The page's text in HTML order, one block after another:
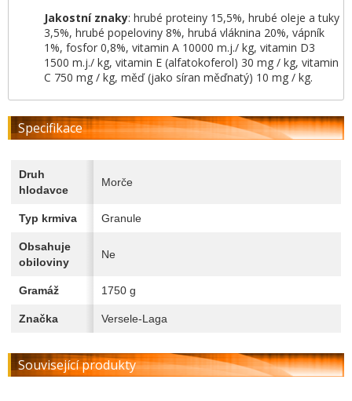
Jakostní znaky: hrubé proteiny 15,5%, hrubé oleje a tuky
3,5%, hrubé popeloviny 8%, hrubá vláknina 20%, vápník
1%, fosfor 0,8%, vitamin A 10000 m.j./ kg, vitamin D3
1500 m.j./ kg, vitamin E (alfatokoferol) 30 mg / kg, vitamin
C 750 mg / kg, měď (jako síran měďnatý) 10 mg / kg.
Specifikace
Druh
hlodavce
Morče
Typ krmiva Granule
Obsahuje
obiloviny
Ne
Gramáž 1750 g
Značka Versele-Laga
Související produkty